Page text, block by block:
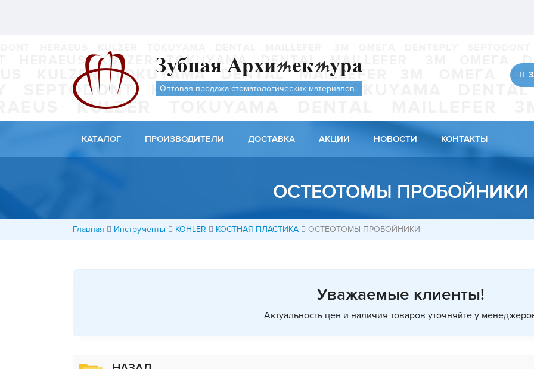
Оптовая продажа стоматологических материалов
КАТАЛОГ ПРОИЗВОДИТЕЛИ ДОСТАВКА АКЦИИ НОВОСТИ КОНТАКТЫ
ОСТЕОТОМЫ ПРОБОЙНИКИ
Главная Инструменты KOHLER КОСТНАЯ ПЛАСТИКА ОСТЕОТОМЫ ПРОБОЙНИКИ
Уважаемые клиенты!
Актуальность цен и наличия товаров уточняйте у